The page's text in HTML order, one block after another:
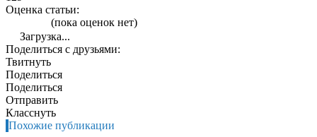
Оценка статьи:
(пока оценок нет)
Загрузка...
Поделиться с друзьями:
Твитнуть
Поделиться
Поделиться
Отправить
Класснуть
Похожие публикации